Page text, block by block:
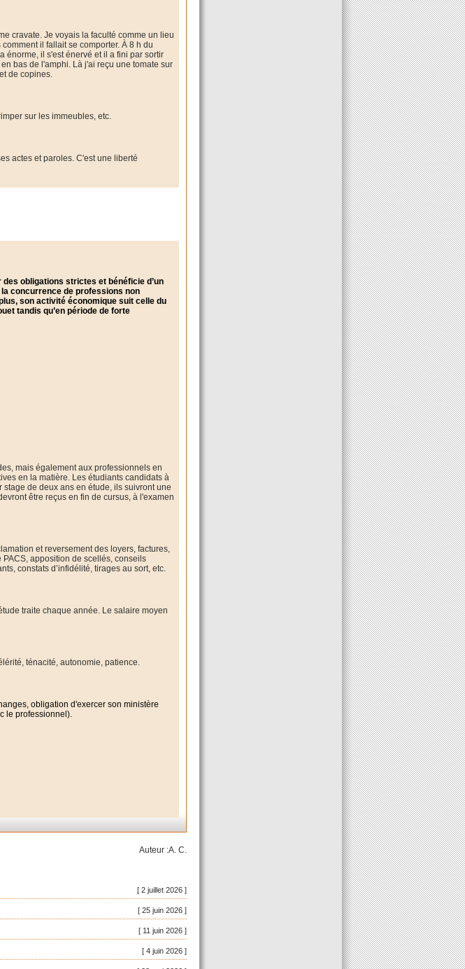
cravate. Je voyais la faculté comme un lieu
il fallait se comporter. À 8 h du
énorme, il s'est énervé et il a fini par sortir
bas de l'amphi. Là j'ai reçu une tomate sur
de copines.
sur les immeubles, etc.
actes et paroles. C'est une liberté
obligations strictes et bénéficie d’un
concurrence de professions non
son activité économique suit celle du
tandis qu’en période de forte
mais également aux professionnels en
en la matière. Les étudiants candidats à
de deux ans en étude, ils suivront une
être reçus en fin de cursus, à l'examen
et reversement des loyers, factures,
apposition de scellés, conseils
constats d’infidélité, tirages au sort, etc.
traite chaque année. Le salaire moyen
ténacité, autonomie, patience.
obligation d'exercer son ministère
le professionnel).
Auteur :A. C.
[ 2 juillet 2026 ]
[ 25 juin 2026 ]
[ 11 juin 2026 ]
[ 4 juin 2026 ]